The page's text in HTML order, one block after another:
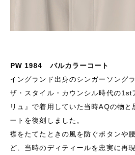
PW 1984 バルカラーコート
イングランド出身のシンガーソング
ザ・スタイル・カウンシル時代の1st
リュ』で着用していた当時AQの物と
ートを復刻しました。
襟をたてたときの風を防ぐボタンや
ど、当時のディティールを忠実に再